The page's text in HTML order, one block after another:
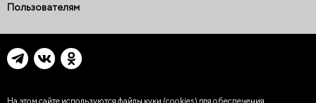
Пользователям
На этом сайте используются файлы куки (cookies) для обеспечения